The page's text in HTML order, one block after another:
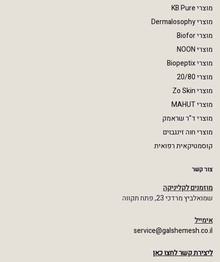
מוצרי KB Pure
מוצרי Dermalosophy
מוצרי Biofor
מוצרי NOON
מוצרי Biopeptix
מוצרי 20/80
מוצרי Zo Skin
מוצרי MAHUT
מוצרי ד"ר שראמק
מוצרי חוה זינגבוים
קוסמטיקאית רפואית
צור קשר
מוזמנים לקליניקה
שמואלביץ מרדכי 23, פתח תקווה
אימייל
service@galshemesh.co.il
ליצירת קשר לחצו כאן